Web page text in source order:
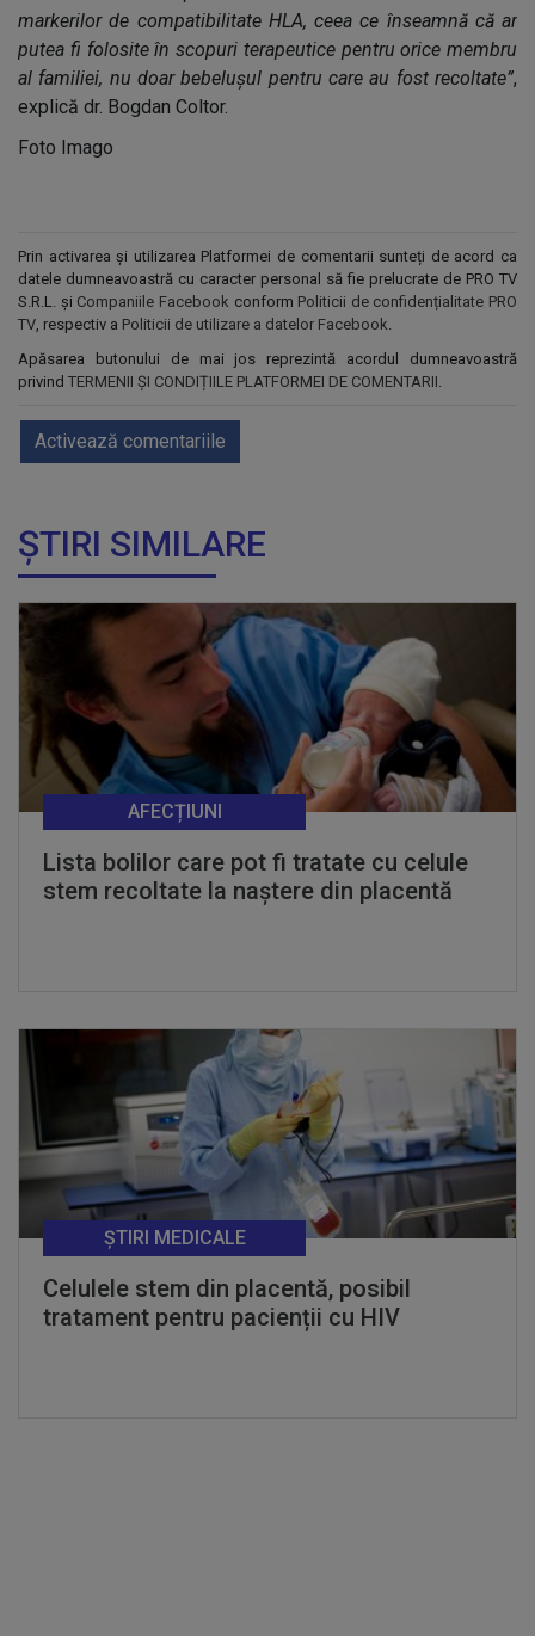
markerilor de compatibilitate HLA, ceea ce înseamnă că ar
putea fi folosite în scopuri terapeutice pentru orice membru
al familiei, nu doar bebelușul pentru care au fost recoltate”,
explică dr. Bogdan Coltor.
Foto Imago
Prin activarea și utilizarea Platformei de comentarii sunteți de acord ca
datele dumneavoastră cu caracter personal să fie prelucrate de PRO TV
S.R.L. și Companiile Facebook conform Politicii de confidențialitate PRO
TV, respectiv a Politicii de utilizare a datelor Facebook.
Apăsarea butonului de mai jos reprezintă acordul dumneavoastră
privind TERMENII ȘI CONDIȚIILE PLATFORMEI DE COMENTARII.
Activează comentariile
ȘTIRI SIMILARE
Lista bolilor care pot fi tratate cu celule
stem recoltate la naștere din placentă
AFECȚIUNI
Celulele stem din placentă, posibil
tratament pentru pacienții cu HIV
ȘTIRI MEDICALE